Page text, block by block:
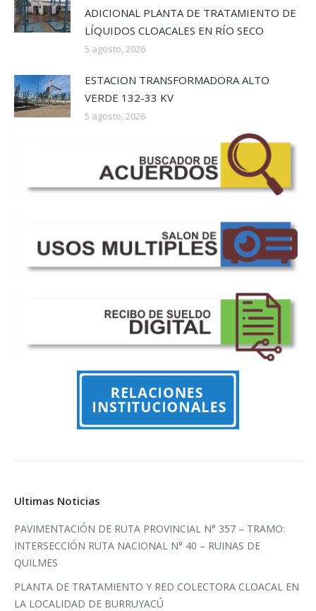
ADICIONAL PLANTA DE TRATAMIENTO DE
LÍQUIDOS CLOACALES EN RÍO SECO
5 agosto, 2026
ESTACION TRANSFORMADORA ALTO
VERDE 132-33 KV
5 agosto, 2026
Ultimas Noticias
PAVIMENTACIÓN DE RUTA PROVINCIAL N° 357 – TRAMO:
INTERSECCIÓN RUTA NACIONAL N° 40 – RUINAS DE
QUILMES
PLANTA DE TRATAMIENTO Y RED COLECTORA CLOACAL EN
LA LOCALIDAD DE BURRUYACÚ